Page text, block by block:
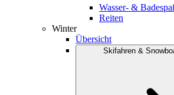
Wasser- &
Reiten
Winter
Übersicht
Skifahren &